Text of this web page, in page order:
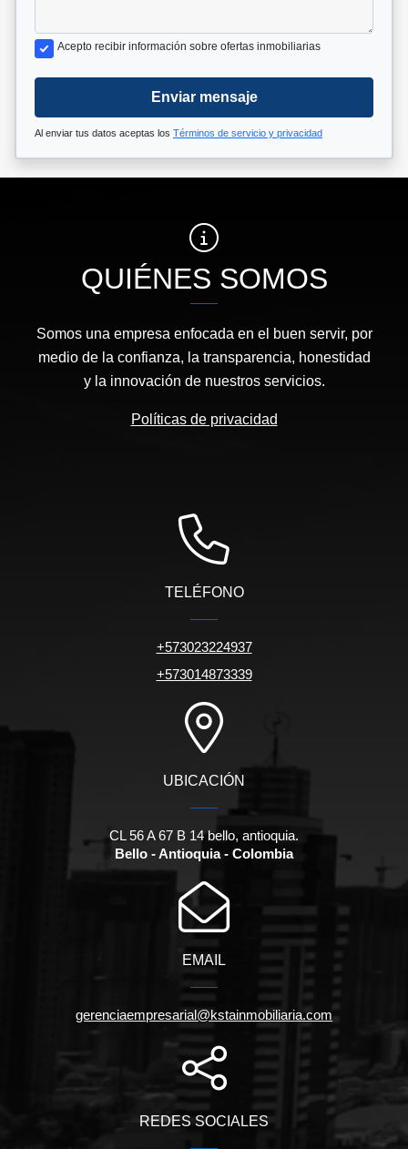
Acepto recibir información sobre ofertas inmobiliarias
Enviar mensaje
Al enviar tus datos aceptas los Términos de servicio y privacidad
QUIÉNES SOMOS
Somos una empresa enfocada en el buen servir, por
medio de la confianza, la transparencia, honestidad
y la innovación de nuestros servicios.
Políticas de privacidad
TELÉFONO
+573023224937
+573014873339
UBICACIÓN
CL 56 A 67 B 14 bello, antioquia.
Bello - Antioquia - Colombia
EMAIL
gerenciaempresarial@kstainmobiliaria.com
REDES SOCIALES